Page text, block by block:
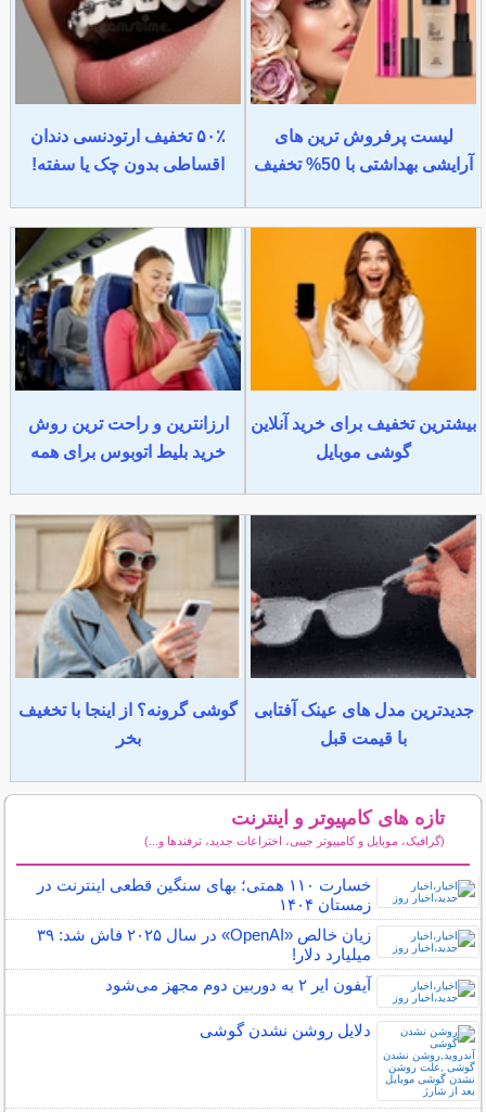
لیست پرفروش ترین های
آرایشی بهداشتی با 50% تخفیف
۵۰٪ تخفیف ارتودنسی دندان
اقساطی بدون چک یا سفته!
بیشترین تخفیف برای خرید آنلاین
گوشی موبایل
ارزانترین و راحت ترین روش
خرید بلیط اتوبوس برای همه
جدیدترین مدل های عینک آفتابی
با قیمت قبل
گوشی گرونه؟ از اینجا با تخغیف
بخر
تازه های کامپیوتر و اینترنت
(گرافیک، موبایل و کامپیوتر جیبی، اختراعات جدید، ترفندها و...)
خسارت ۱۱۰ همتی؛ بهای سنگین قطعی اینترنت در
زمستان ۱۴۰۴
زیان خالص «OpenAI» در سال ۲۰۲۵ فاش شد: ۳۹
میلیارد دلار!
آیفون ایر ۲ به دوربین دوم مجهز می‌شود
دلایل روشن نشدن گوشی